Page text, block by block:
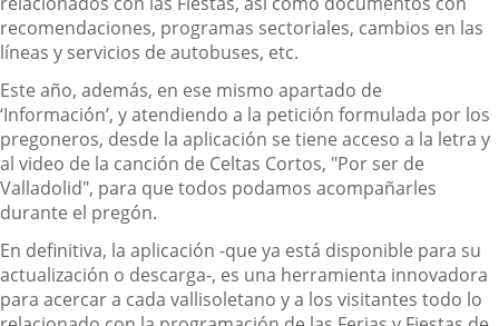
recomendaciones, programas sectoriales, cambios en las
líneas y servicios de autobuses, etc.
Este año, además, en ese mismo apartado de
‘Información’, y atendiendo a la petición formulada por los
pregoneros, desde la aplicación se tiene acceso a la letra y
al video de la canción de Celtas Cortos, "Por ser de
Valladolid", para que todos podamos acompañarles
durante el pregón.
En definitiva, la aplicación -que ya está disponible para su
actualización o descarga-, es una herramienta innovadora
para acercar a cada vallisoletano y a los visitantes todo lo